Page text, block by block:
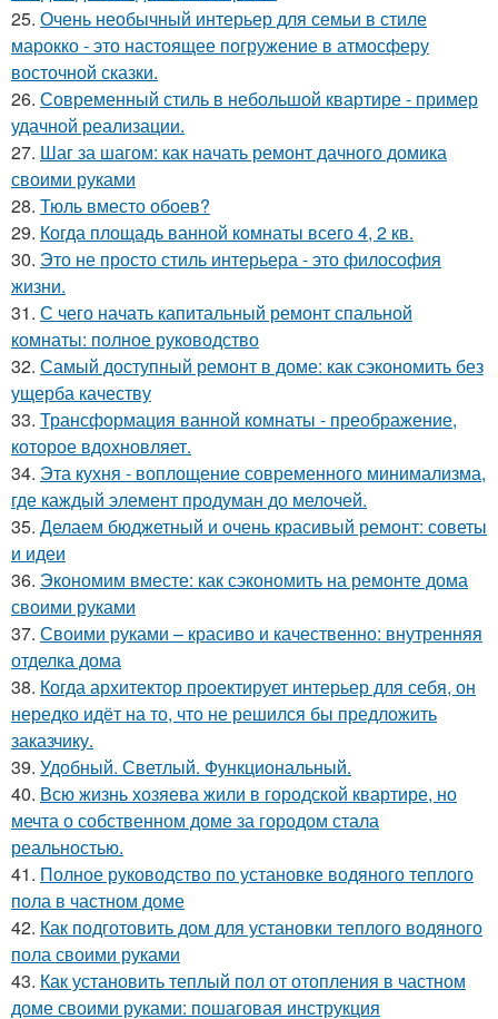
25. Очень необычный интерьер для семьи в стиле
марокко - это настоящее погружение в атмосферу
восточной сказки.
26. Современный стиль в небольшой квартире - пример
удачной реализации.
27. Шаг за шагом: как начать ремонт дачного домика
своими руками
28. Тюль вместо обоев?
29. Когда площадь ванной комнаты всего 4, 2 кв.
30. Это не просто стиль интерьера - это философия
жизни.
31. С чего начать капитальный ремонт спальной
комнаты: полное руководство
32. Самый доступный ремонт в доме: как сэкономить без
ущерба качеству
33. Трансформация ванной комнаты - преображение,
которое вдохновляет.
34. Эта кухня - воплощение современного минимализма,
где каждый элемент продуман до мелочей.
35. Делаем бюджетный и очень красивый ремонт: советы
и идеи
36. Экономим вместе: как сэкономить на ремонте дома
своими руками
37. Своими руками – красиво и качественно: внутренняя
отделка дома
38. Когда архитектор проектирует интерьер для себя, он
нередко идёт на то, что не решился бы предложить
заказчику.
39. Удобный. Светлый. Функциональный.
40. Всю жизнь хозяева жили в городской квартире, но
мечта о собственном доме за городом стала
реальностью.
41. Полное руководство по установке водяного теплого
пола в частном доме
42. Как подготовить дом для установки теплого водяного
пола своими руками
43. Как установить теплый пол от отопления в частном
доме своими руками: пошаговая инструкция